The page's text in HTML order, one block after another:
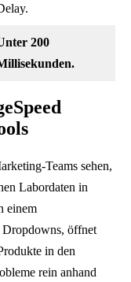
200
Teams sehen,
Labordaten in
einem
öffnet
in den
rein anhand